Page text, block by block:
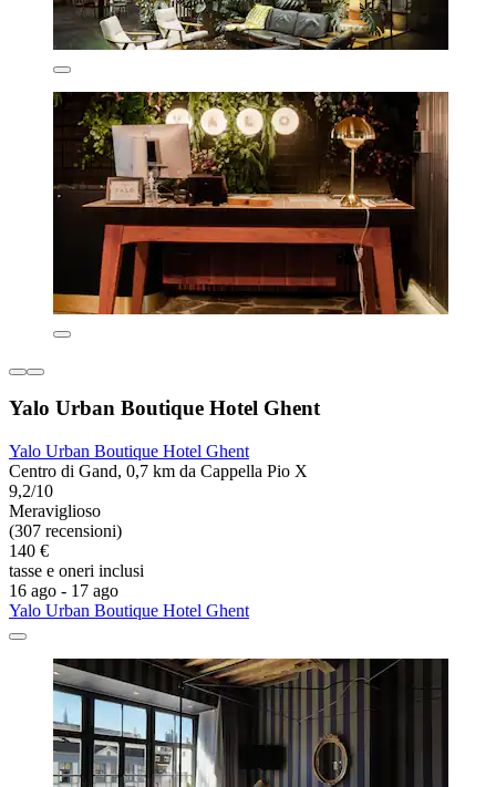
Yalo Urban Boutique Hotel Ghent
Yalo Urban Boutique Hotel Ghent
Centro di Gand, 0,7 km da Cappella Pio X
9,2/10
Meraviglioso
(307 recensioni)
140 €
tasse e oneri inclusi
16 ago - 17 ago
Yalo Urban Boutique Hotel Ghent